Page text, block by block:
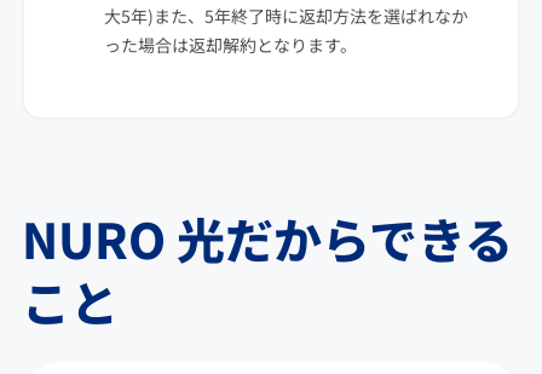
大5年)また、5年終了時に返却方法を選ばれなか
った場合は返却解約となります。
NURO 光だからできる
こと